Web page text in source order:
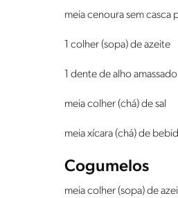
meia cenoura sem casca
1 colher (sopa) de azeite
1 dente de alho amassado
meia colher (chá) de sal
meia xícara (chá) de
Cogumelos
meia colher (sopa) de